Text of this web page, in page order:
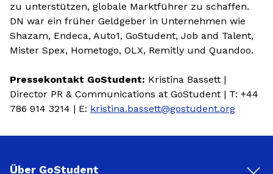
zu unterstützen, globale Marktführer zu schaffen.
DN war ein früher Geldgeber in Unternehmen wie
Shazam, Endeca, Auto1, GoStudent, Job and Talent,
Mister Spex, Hometogo, OLX, Remitly und Quandoo.
Pressekontakt GoStudent: Kristina Bassett |
Director PR & Communications at GoStudent | T: +44
786 914 3214 | E: kristina.bassett@gostudent.org
Über GoStudent